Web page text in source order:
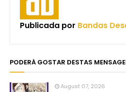
Publicada por Bandas
PODERÁ GOSTAR DESTAS
August 07, 2026